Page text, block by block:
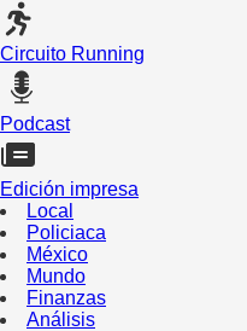
Circuito Running
Podcast
Edición impresa
Local
Policiaca
México
Mundo
Finanzas
Análisis